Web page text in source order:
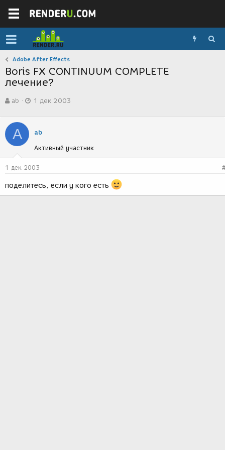
Adobe After Effects
Boris FX CONTINUUM COMPLETE
лечение?
в
о
р
т
е
м
ы
ab
а
с
з
д
а
и
я
1 дек 2003
A ab
Активный участник
1 дек 2003
поделитесь, если у кого есть